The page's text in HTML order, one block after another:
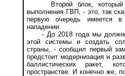
Второй блок, который
выполнения ГВП, - это, так
первую очередь имеется в
нападении.
- До 2018 года мы должны
этой системы и создать
страны, - сообщил первый
предстоит модернизация и
баллистических ракет,
пространстве. И конечно же,